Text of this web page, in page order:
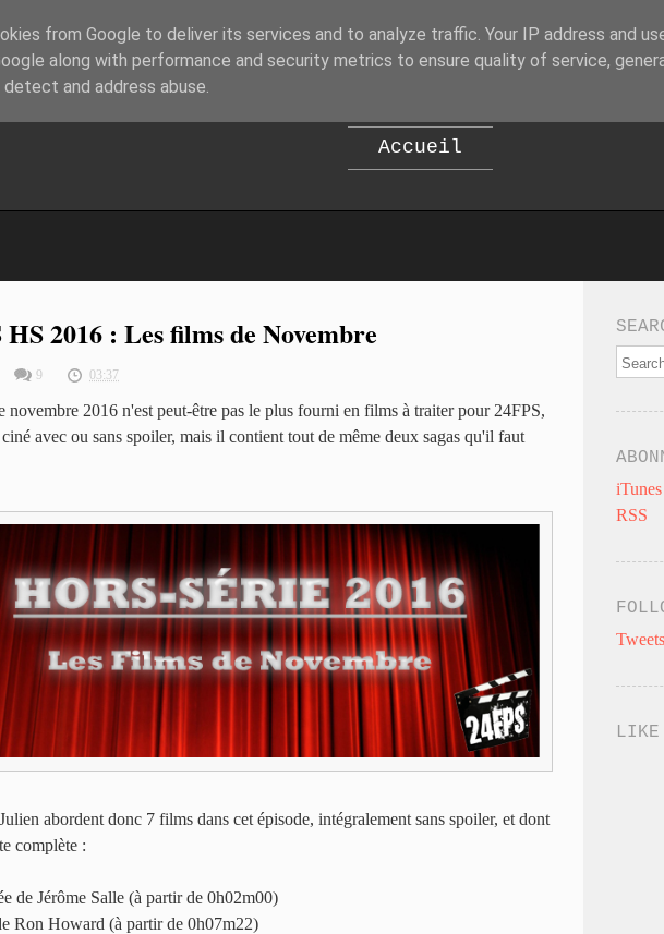
B EPOD
Accueil
HS 2016 : Les films de Novembre
9 03:37
novembre 2016 n'est peut-être pas le plus fourni en films à traiter pour 24FPS,
avec ou sans spoiler, mais il contient tout de même deux sagas qu'il faut
abordent donc 7 films dans cet épisode, intégralement sans spoiler, et dont
complète :
de Jérôme Salle (à partir de 0h02m00)
Ron Howard (à partir de 0h07m22)
iTunes
RSS
LIKE
from Google to deliver its services and to analyze traffic. Your IP address and
along with performance and security metrics to ensure quality of service,
and address abuse.